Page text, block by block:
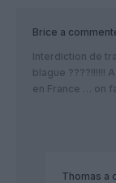
Brice a
Interdiction de
blague ????!!!!!!
en France … on
Thomas a